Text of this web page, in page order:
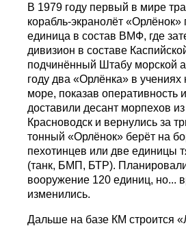
В 1979 году первый в мире
корабль-экранолёт «Орлёнок»
единица в состав ВМФ, где
дивизион в составе
подчинённый Штабу морской
году два «Орлёнка» в учениях
море, показав оперативность
доставили десант морпехов
Красноводск и вернулись за
тонный «Орлёнок» берёт на
пехотинцев или две единицы
(танк, БМП, БТР).
вооружение 120 единиц, но...
изменились.
Дальше на базе КМ строится